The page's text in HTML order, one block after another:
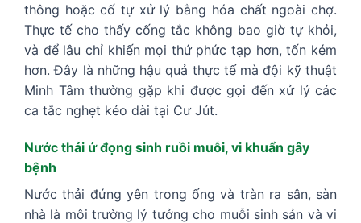
thông hoặc cố tự xử lý bằng hóa chất ngoài chợ.
Thực tế cho thấy cống tắc không bao giờ tự khỏi,
và để lâu chỉ khiến mọi thứ phức tạp hơn, tốn kém
hơn. Đây là những hậu quả thực tế mà đội kỹ thuật
Minh Tâm thường gặp khi được gọi đến xử lý các
ca tắc nghẹt kéo dài tại Cư Jút.
Nước thải ứ đọng sinh ruồi muỗi, vi khuẩn gây
bệnh
Nước thải đứng yên trong ống và tràn ra sân, sàn
nhà là môi trường lý tưởng cho muỗi sinh sản và vi